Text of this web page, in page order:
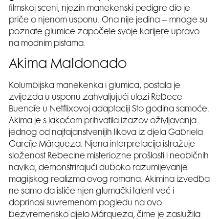
filmskoj sceni, njezin manekenski pedigre dio je
priče o njenom usponu. Ona nije jedina – mnoge su
poznate glumice započele svoje karijere upravo
na modnim pistama.
Akima Maldonado
Kolumbijska manekenka i glumica, postala je
zvijezda u usponu zahvaljujući ulozi Rebece
Buendíe u Netflixovoj adaptaciji Sto godina samoće.
Akima je s lakoćom prihvatila izazov oživljavanja
jednog od najtajanstvenijih likova iz djela Gabriela
Garcíje Márqueza. Njena interpretacija istražuje
složenost Rebecine misteriozne prošlosti i neobičnih
navika, demonstrirajući duboko razumijevanje
magijskog realizma ovog romana. Akimina izvedba
ne samo da ističe njen glumački talent već i
doprinosi suvremenom pogledu na ovo
bezvremensko djelo Márqueza, čime je zaslužila